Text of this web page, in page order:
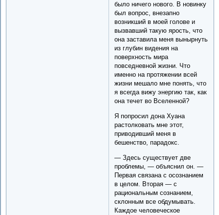
было ничего нового. В новинку
был вопрос, внезапно
возникший в моей голове и
вызвавший такую ярость, что
она заставила меня вынырнуть
из глубин видения на
поверхность мира
повседневной жизни. Что
именно на протяжении всей
жизни мешало мне понять, что
я всегда вижу энергию так, как
она течет во Вселенной?
Я попросил дона Хуана
растолковать мне этот,
приводивший меня в
бешенство, парадокс.
— Здесь существует две
проблемы, — объяснил он. —
Первая связана с осознанием
в целом. Вторая — с
рациональным сознанием,
склонным все обдумывать.
Каждое человеческое